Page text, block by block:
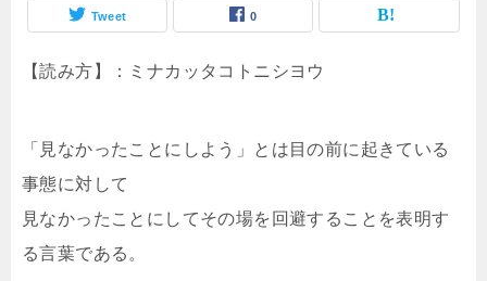
Tweet 0
【読み方】：ミナカッタコトニシヨウ
「見なかったことにしよう」とは目の前に起きている
事態に対して
見なかったことにしてその場を回避することを表明す
る言葉である。